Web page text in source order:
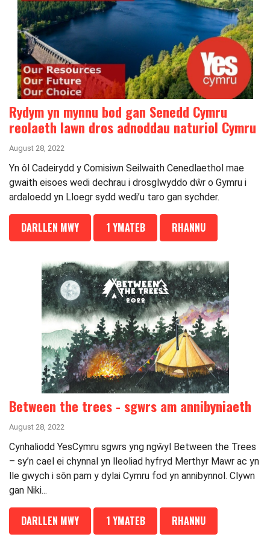
Rydym yn mynnu bod gan Senedd Cymru
reolaeth lawn dros adnoddau naturiol Cymru
August 28, 2022
Yn ôl Cadeirydd y Comisiwn Seilwaith Cenedlaethol mae
gwaith eisoes wedi dechrau i drosglwyddo dŵr o Gymru i
ardaloedd yn Lloegr sydd wedi’u taro gan sychder.
DARLLEN MWY 1 YMATEB RHANNU
Between the trees - sgwrs am annibyniaeth
August 28, 2022
Cynhaliodd YesCymru sgwrs yng ngŵyl Between the Trees
– sy’n cael ei chynnal yn lleoliad hyfryd Merthyr Mawr ac yn
lle gwych i sôn pam y dylai Cymru fod yn annibynnol. Clywn
gan Niki...
DARLLEN MWY 1 YMATEB RHANNU